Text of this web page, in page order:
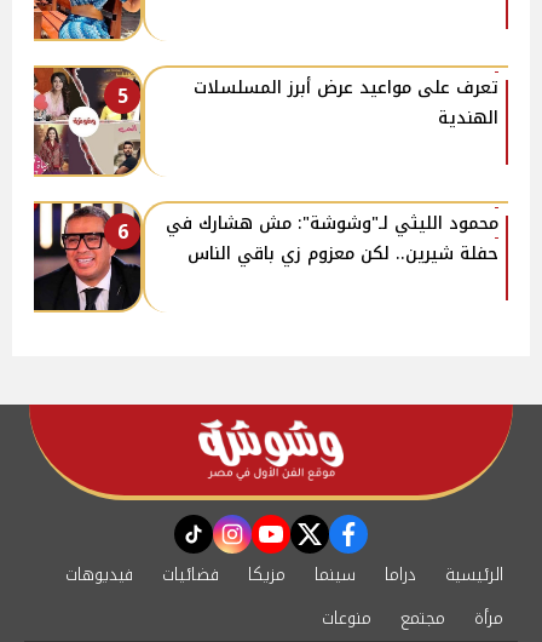
5
تعرف على مواعيد عرض أبرز المسلسلات
الهندية
6
محمود الليثي لـ"وشوشة": مش هشارك في
حفلة شيرين.. لكن معزوم زي باقي الناس
facebook
twitter
youtube
instagram
tiktok
الرئيسية دراما سينما مزيكا فضائيات
فيديوهات
مرأة
مجتمع منوعات